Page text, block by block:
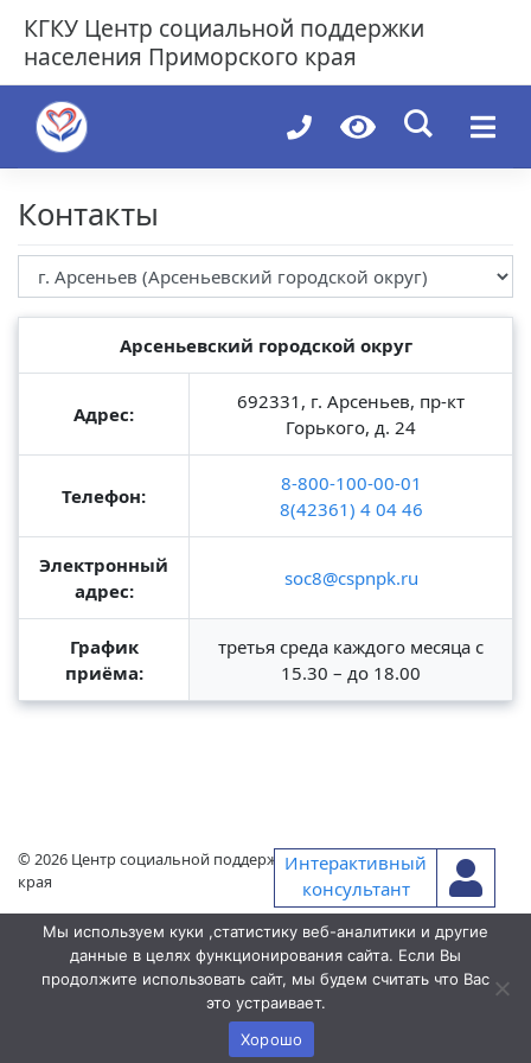
content
КГКУ Центр социальной поддержки
населения Приморского края
Контакты
Арсеньевский городской округ
Адрес:
692331, г. Арсеньев, пр-кт
Горького, д. 24
Телефон:
8-800-100-00-01
8(42361) 4 04 46
Электронный
адрес:
soc8@cspnpk.ru
График
приёма:
третья среда каждого месяца с
15.30 – до 18.00
Интерактивный
консультант
© 2026 Центр социальной поддержки населения Приморского
края
Мы используем куки ,статистику веб-аналитики и другие
данные в целях функционирования сайта. Если Вы
продолжите использовать сайт, мы будем считать что Вас
это устраивает.
Хорошо